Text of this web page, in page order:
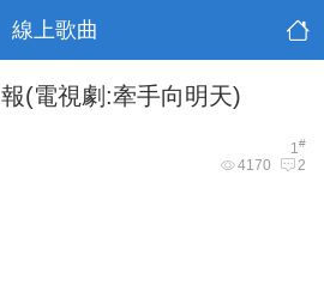
線上歌曲
(電視劇:牽手向明天)
1#
4170 2